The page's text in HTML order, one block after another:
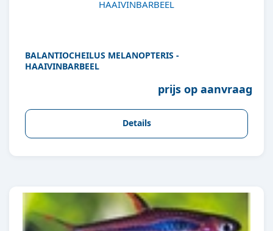
BALANTIOCHEILUS MELANOPTERIS -
HAAIVINBARBEEL
prijs op aanvraag
Details